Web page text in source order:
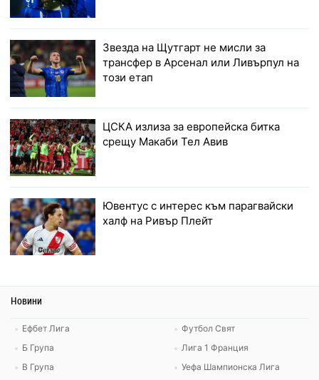
Звезда на Щутгарт не мисли за
трансфер в Арсенал или Ливърпул на
този етап
ЦСКА излиза за европейска битка
срещу Макаби Тел Авив
Ювентус с интерес към парагвайски
халф на Ривър Плейт
Новини
Ефбет Лига
Б Група
В Група
Футбол Свят
Лига 1 Франция
Уефа Шампионска Лига